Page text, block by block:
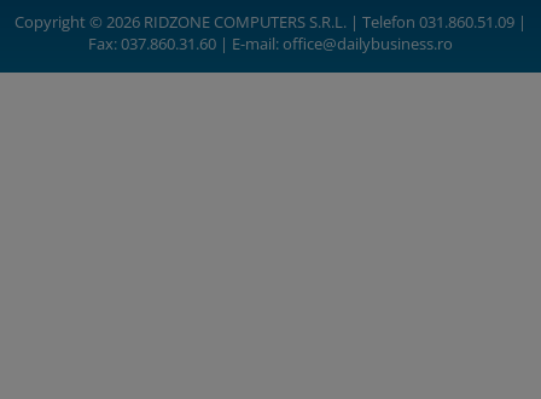
Copyright © 2026 RIDZONE COMPUTERS S.R.L. | Telefon 031.860.51.09 |
Fax: 037.860.31.60 | E-mail:office@dailybusiness.ro